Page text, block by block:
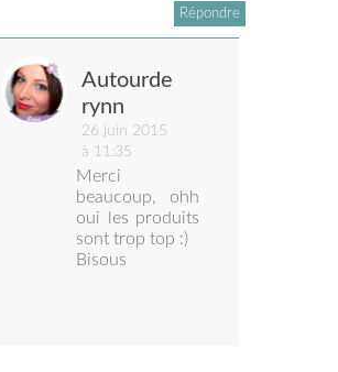
Répondre
Autourde
rynn
26 juin 2015
à 11:35
Merci
beaucoup, ohh
oui les produits
sont trop top :)
Bisous